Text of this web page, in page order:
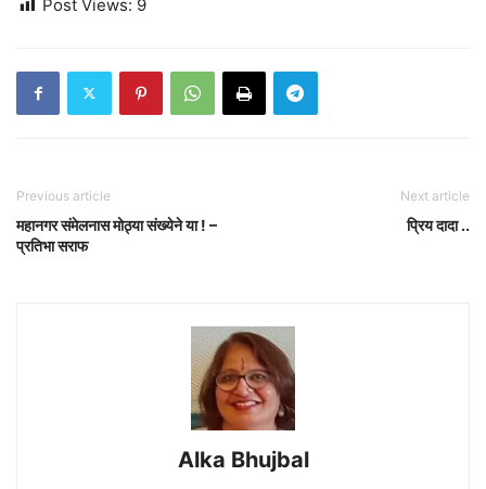
Post Views: 9
Previous article
महानगर संमेलनास मोठ्या संख्येने या ! –
प्रतिभा सराफ
Next article
प्रिय दादा ..
Alka Bhujbal